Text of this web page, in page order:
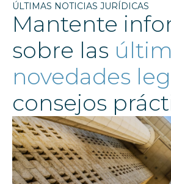
ÚLTIMAS NOTICIAS JURÍDICAS
Mantente
sobre las
novedades
consejos